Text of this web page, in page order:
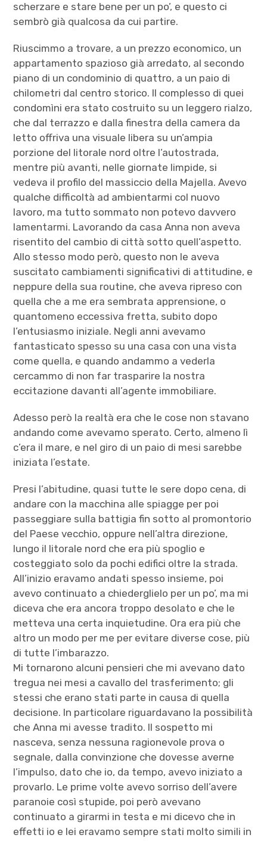
scherzare e stare bene per un po’, e questo ci
sembrò già qualcosa da cui partire.
Riuscimmo a trovare, a un prezzo economico, un
appartamento spazioso già arredato, al secondo
piano di un condominio di quattro, a un paio di
chilometri dal centro storico. Il complesso di quei
condomìni era stato costruito su un leggero rialzo,
che dal terrazzo e dalla finestra della camera da
letto offriva una visuale libera su un’ampia
porzione del litorale nord oltre l’autostrada,
mentre più avanti, nelle giornate limpide, si
vedeva il profilo del massiccio della Majella. Avevo
qualche difficoltà ad ambientarmi col nuovo
lavoro, ma tutto sommato non potevo davvero
lamentarmi. Lavorando da casa Anna non aveva
risentito del cambio di città sotto quell’aspetto.
Allo stesso modo però, questo non le aveva
suscitato cambiamenti significativi di attitudine, e
neppure della sua routine, che aveva ripreso con
quella che a me era sembrata apprensione, o
quantomeno eccessiva fretta, subito dopo
l’entusiasmo iniziale. Negli anni avevamo
fantasticato spesso su una casa con una vista
come quella, e quando andammo a vederla
cercammo di non far trasparire la nostra
eccitazione davanti all’agente immobiliare.
Adesso però la realtà era che le cose non stavano
andando come avevamo sperato. Certo, almeno lì
c’era il mare, e nel giro di un paio di mesi sarebbe
iniziata l’estate.
Presi l’abitudine, quasi tutte le sere dopo cena, di
andare con la macchina alle spiagge per poi
passeggiare sulla battigia fin sotto al promontorio
del Paese vecchio, oppure nell’altra direzione,
lungo il litorale nord che era più spoglio e
costeggiato solo da pochi edifici oltre la strada.
All’inizio eravamo andati spesso insieme, poi
avevo continuato a chiederglielo per un po’, ma mi
diceva che era ancora troppo desolato e che le
metteva una certa inquietudine. Ora era più che
altro un modo per me per evitare diverse cose, più
di tutte l’imbarazzo.
Mi tornarono alcuni pensieri che mi avevano dato
tregua nei mesi a cavallo del trasferimento; gli
stessi che erano stati parte in causa di quella
decisione. In particolare riguardavano la possibilità
che Anna mi avesse tradito. Il sospetto mi
nasceva, senza nessuna ragionevole prova o
segnale, dalla convinzione che dovesse averne
l’impulso, dato che io, da tempo, avevo iniziato a
provarlo. Le prime volte avevo sorriso dell’avere
paranoie così stupide, poi però avevano
continuato a girarmi in testa e mi dicevo che in
effetti io e lei eravamo sempre stati molto simili in